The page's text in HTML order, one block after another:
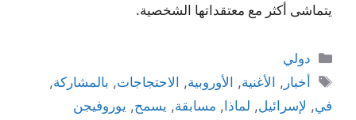
يتماشى أكثر مع معتقداتها الشخصية.
التصنيفات
دولي
الوسوم
أخبار , الأغنية, الأوروبية, الاحتجاجات, بالمشاركة,
في, لإسرائيل, لماذا , مسابقة, يسمح, يوروفيجن